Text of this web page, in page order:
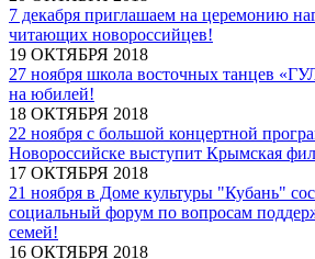
7 декабря приглашаем на церемонию
читающих новороссийцев!
19 ОКТЯБРЯ 2018
27 ноября школа восточных танцев
на юбилей!
18 ОКТЯБРЯ 2018
22 ноября с большой концертной
Новороссийске выступит Крымская
17 ОКТЯБРЯ 2018
21 ноября в Доме культуры "Кубань"
социальный форум по вопросам
семей!
16 ОКТЯБРЯ 2018